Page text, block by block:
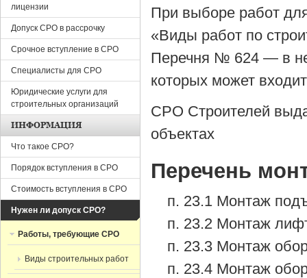
При выборе работ
«Виды работ по
Перечня № 624 — в
которых может
СРО Строителей
объектах
Перечень
п. 23.1 Монтаж
п. 23.2 Монтаж
п. 23.3 Монтаж
п. 23.4 Монтаж
лицензии
Допуск СРО в рассрочку
Срочное вступление в СРО
Специалисты для СРО
Юридические услуги для
строительных организаций
ИНФОРМАЦИЯ
Что такое СРО?
Порядок вступления в СРО
Стоимость вступления в СРО
Нужен ли допуск СРО?
Работы, требующие СРО
Виды строительных работ